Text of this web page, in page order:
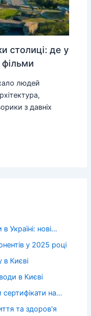
столиці: де у
фільми
людей
з давніх
Україні: нові…
у 2025 році
в Києві
в Києві
на…
та здоров'я